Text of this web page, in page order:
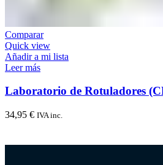
Comparar
Quick view
Añadir a mi lista
Leer más
Laboratorio de Rotuladores
34,95 € IVA inc.